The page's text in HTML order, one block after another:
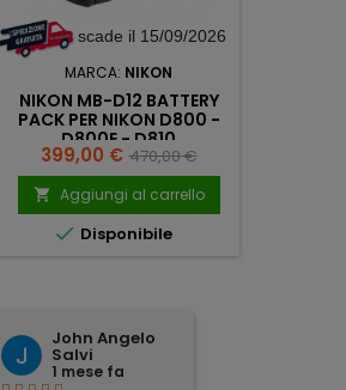
L'offerta scade il 15/09/2026
MARCA: NIKON
NIKON MB-D12 BATTERY
PACK PER NIKON D800 -
D800E - D810
Prezzo
399,00 € Prezzo
base
470,00 €
 Aggiungi al carrello
 Disponibile
John Angelo
Salvi
1 mese fa